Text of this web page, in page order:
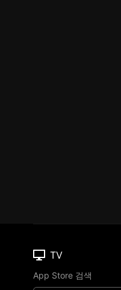
TV
App Store 검색